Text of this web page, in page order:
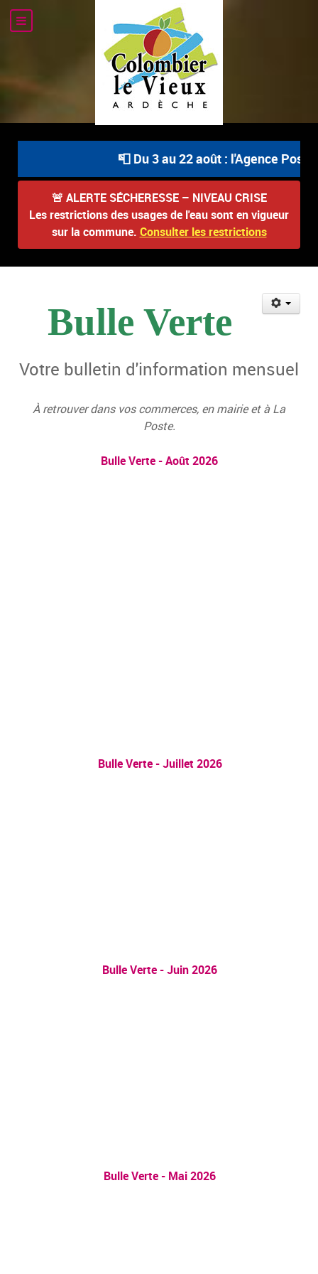
📮 Du 3 au 22 août : l'Agence
🚨 ALERTE SÉCHERESSE – NIVEAU CRISE
Les restrictions des usages de l'eau sont en vigueur
sur la commune. Consulter les restrictions
Bulle Verte
Votre bulletin d'information mensuel
À retrouver dans vos commerces, en mairie et à La
Poste.
Bulle Verte - Août 2026
Bulle Verte - Juillet 2026
Bulle Verte - Juin 2026
Bulle Verte - Mai 2026